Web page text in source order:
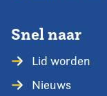
Snel naar
Lid worden
Nieuws